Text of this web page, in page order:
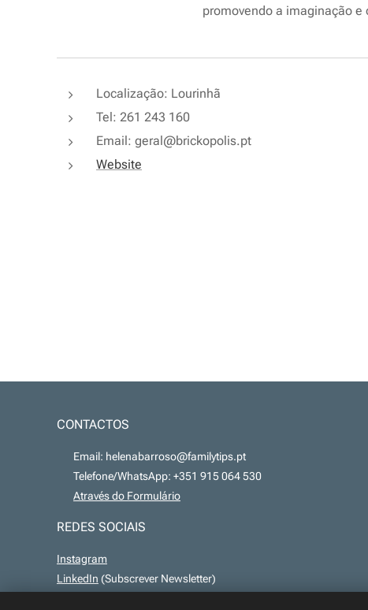
promovendo a imaginação
Localização: Lourinhã
Tel: 261 243 160
Email: geral@brickopolis.pt
Website
CONTACTOS
📧 Email: helenabarroso@familytips.pt
📞 Telefone/WhatsApp: +351 915 064 530
Através do Formulário
REDES SOCIAIS
Instagram
LinkedIn (Subscrever Newsletter)